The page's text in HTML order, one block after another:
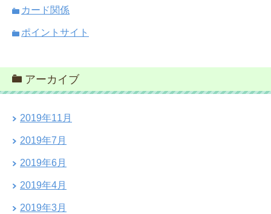
カード関係
ポイントサイト
アーカイブ
2019年11月
2019年7月
2019年6月
2019年4月
2019年3月